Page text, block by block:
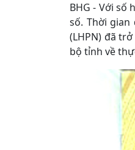
BHG - Với số
số. Thời gian
(LHPN) đã
bộ tỉnh về